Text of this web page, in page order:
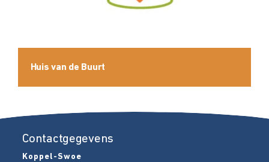
Huis van de Buurt
Contactgegevens
Koppel-Swoe